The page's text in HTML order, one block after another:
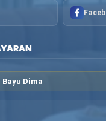
Bayu Dima